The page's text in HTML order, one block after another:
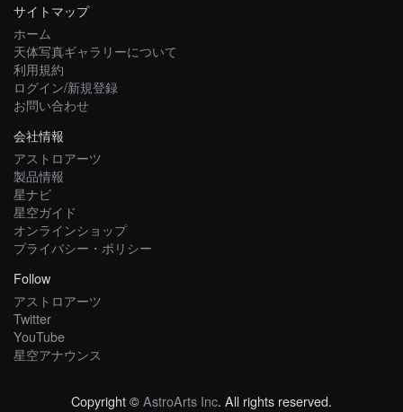
サイトマップ
ホーム
天体写真ギャラリーについて
利用規約
ログイン/新規登録
お問い合わせ
会社情報
アストロアーツ
製品情報
星ナビ
星空ガイド
オンラインショップ
プライバシー・ポリシー
Follow
アストロアーツ
Twitter
YouTube
星空アナウンス
Copyright ©AstroArts Inc. All rights reserved.